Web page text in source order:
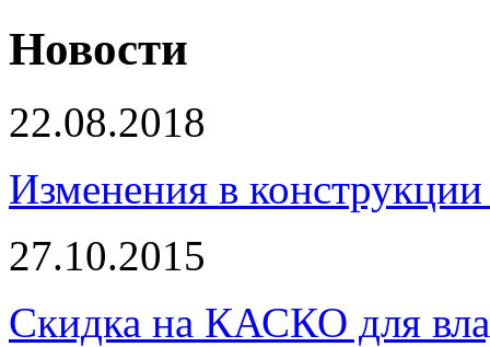
Новости
22.08.2018
Изменения в
27.10.2015
Скидка на КАСКО для